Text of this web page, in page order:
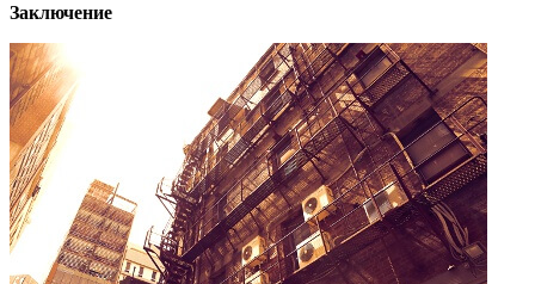
Заключение